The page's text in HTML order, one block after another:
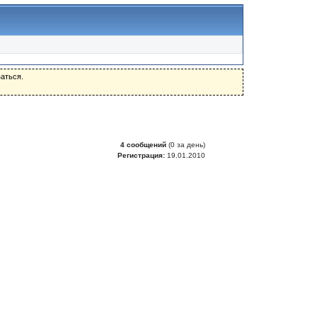
4 сообщений(0 за день)
Регистрация:19.01.2010